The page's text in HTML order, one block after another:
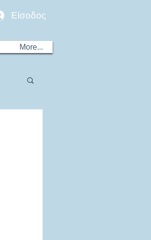
Είσοδος
More...